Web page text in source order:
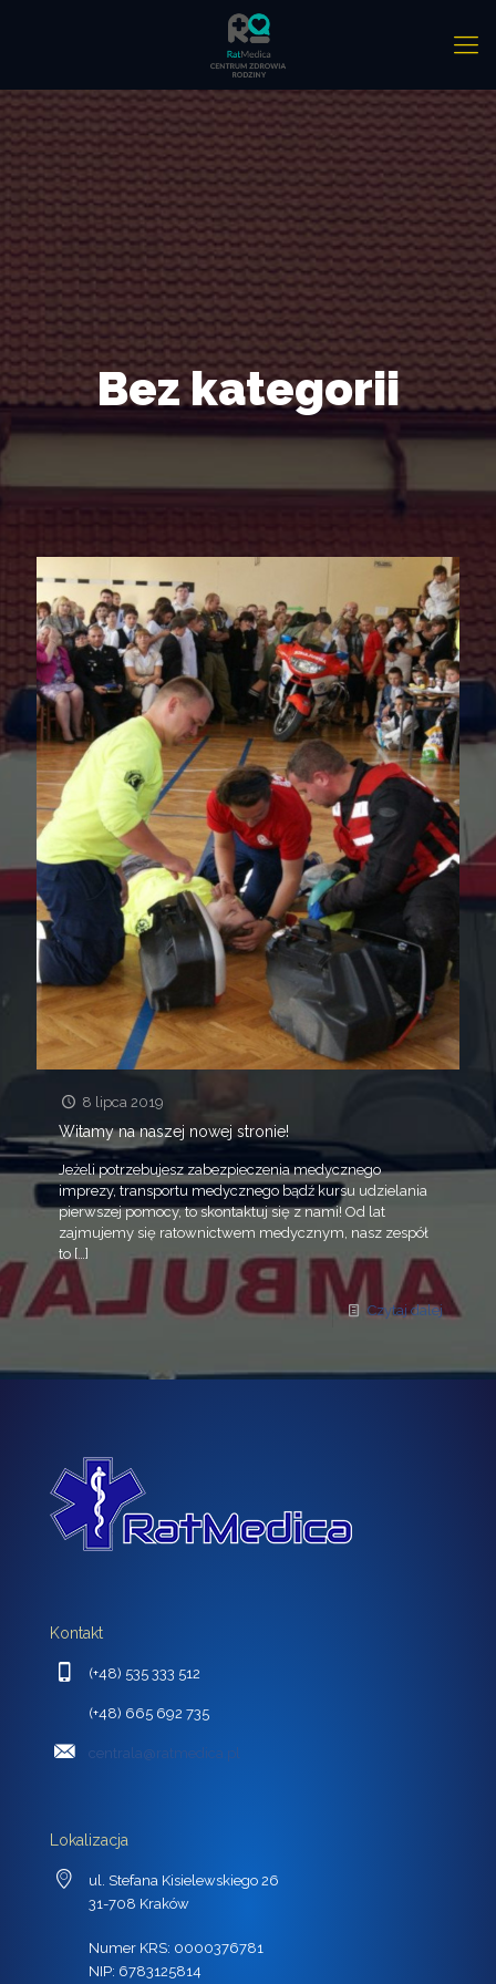
Bez kategorii
8 lipca 2019
Witamy na naszej nowej stronie!
Jeżeli potrzebujesz zabezpieczenia medycznego
imprezy, transportu medycznego bądź kursu udzielania
pierwszej pomocy, to skontaktuj się z nami! Od lat
zajmujemy się ratownictwem medycznym, nasz zespół
to […]
Czytaj dalej
Kontakt
(+48) 535 333 512
(+48) 665 692 735
centrala@ratmedica.pl
Lokalizacja
ul. Stefana Kisielewskiego 26
31-708 Kraków
Numer KRS: 0000376781
NIP: 6783125814